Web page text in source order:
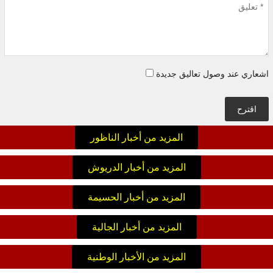
اشعاري عند وصول تعاليق جديدة
اقترح
المزيد من أخبار الناظور
المزيد من أخبار الدريوش
المزيد من أخبار الحسيمة
المزيد من أخبار الجالية
المزيد من الأخبار الوطنية